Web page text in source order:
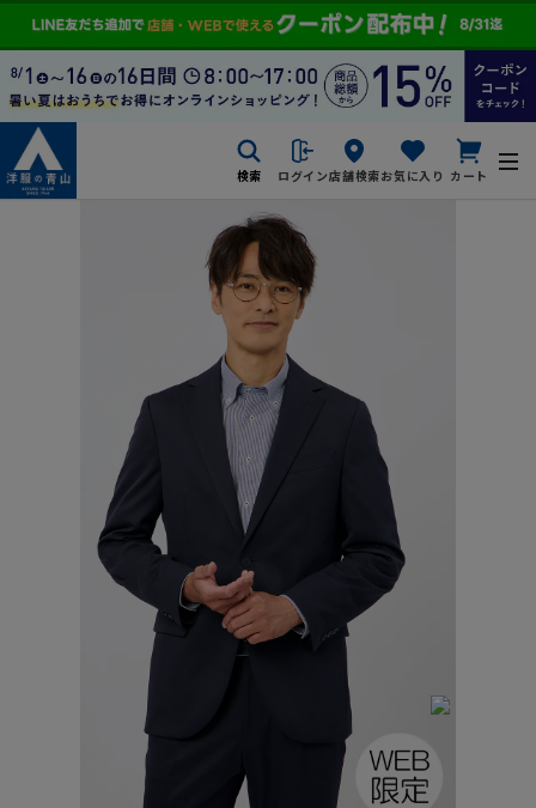
検索 ログイン店舗検索お気に入り カート